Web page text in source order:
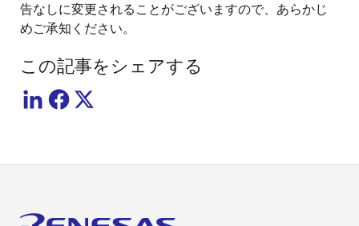
告なしに変更されることがございますので、あらかじ
めご承知ください。
この記事をシェアする